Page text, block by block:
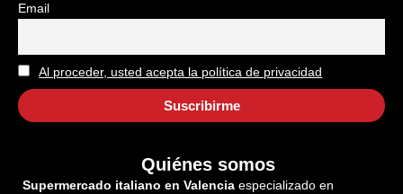
Email
Al proceder, usted acepta la política de privacidad
Quiénes somos
Supermercado italiano en Valencia especializado en